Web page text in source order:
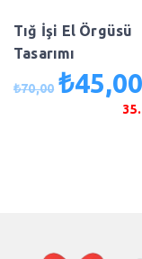
Tığ İşi El Örgüsü
Tasarımı
₺70,00 Orijinal
₺45,00